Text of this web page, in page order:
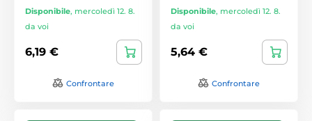
Disponibile, mercoledì 12. 8.
da voi
6,19 €
Confrontare
Disponibile, mercoledì 12. 8.
da voi
5,64 €
Confrontare